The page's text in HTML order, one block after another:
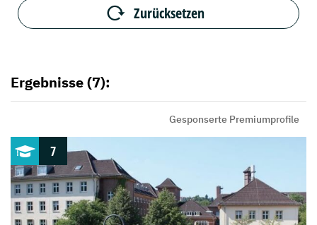
Zurücksetzen
Ergebnisse (7):
Gesponserte Premiumprofile
7